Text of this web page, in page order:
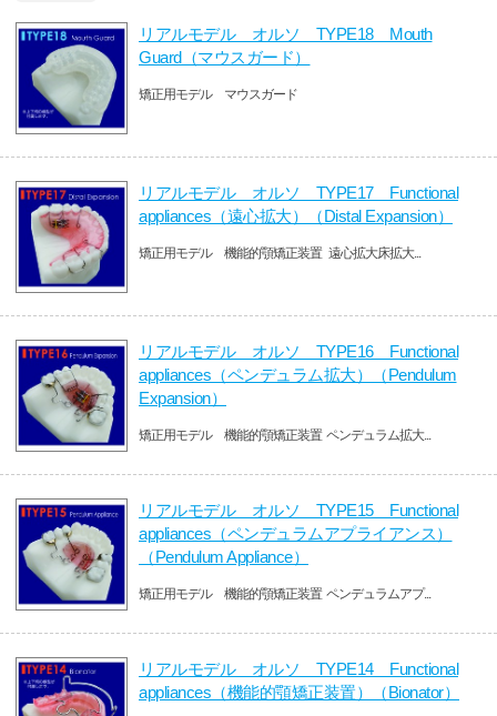
リアルモデル オルソ TYPE18 Mouth
Guard（マウスガード）
矯正用モデル マウスガード
リアルモデル オルソ TYPE17 Functional
appliances（遠心拡大）（Distal Expansion）
矯正用モデル 機能的顎矯正装置 遠心拡大床拡大...
リアルモデル オルソ TYPE16 Functional
appliances（ペンデュラム拡大）（Pendulum
Expansion）
矯正用モデル 機能的顎矯正装置 ペンデュラム拡大...
リアルモデル オルソ TYPE15 Functional
appliances（ペンデュラムアプライアンス）
（Pendulum Appliance）
矯正用モデル 機能的顎矯正装置 ペンデュラムアプ...
リアルモデル オルソ TYPE14 Functional
appliances（機能的顎矯正装置）（Bionator）